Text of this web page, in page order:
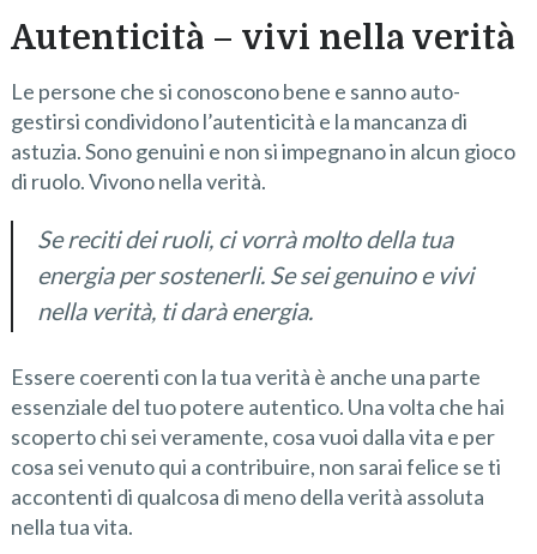
Autenticità – vivi nella verità
Le persone che si conoscono bene e sanno auto-
gestirsi condividono l’autenticità e la mancanza di
astuzia. Sono genuini e non si impegnano in alcun gioco
di ruolo. Vivono nella verità.
Se reciti dei ruoli, ci vorrà molto della tua
energia per sostenerli. Se sei genuino e vivi
nella verità, ti darà energia.
Essere coerenti con la tua verità è anche una parte
essenziale del tuo potere autentico. Una volta che hai
scoperto chi sei veramente, cosa vuoi dalla vita e per
cosa sei venuto qui a contribuire, non sarai felice se ti
accontenti di qualcosa di meno della verità assoluta
nella tua vita.